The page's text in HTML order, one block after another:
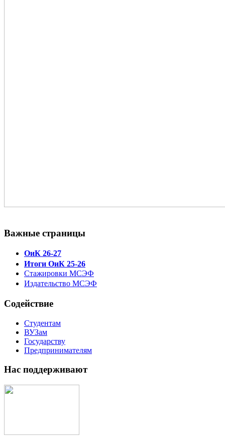
Важные страницы
ОиК 26-27
Итоги ОиК 25-26
Стажировки МСЭФ
Издательство МСЭФ
Содействие
Студентам
ВУЗам
Государству
Предпринимателям
Нас поддерживают